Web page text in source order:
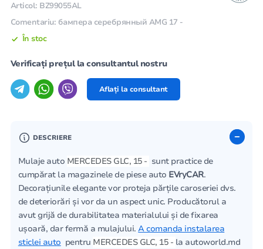
Articol: BZ99055AL
Comentariu: бампера серебрянный AMG 17 -
În stoc
Verificați prețul la consultantul nostru
Aflați la consultant
DESCRIERE
Mulaje auto MERCEDES GLC, 15 - sunt practice de
cumpărat la magazinele de piese auto EVryCAR.
Decorațiunile elegante vor proteja părțile caroseriei dvs.
de deteriorări și vor da un aspect unic. Producătorul a
avut grijă de durabilitatea materialului și de fixarea
ușoară, dar fermă a mulajului.A comanda instalarea
sticlei auto pentru MERCEDES GLC, 15 - la autoworld.md